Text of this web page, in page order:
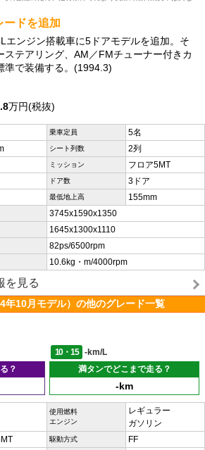
ードを追加
エンジン搭載車に5ドアモデルを追加。そ
ステアリング、AM／FMチューナー付きカ
準で装備する。(1994.3)
万円(税抜)
乗車定員 5名
シート列数 2列
ミッション フロア5MT
ドア数 3ドア
最低地上高 155mm
3745x1590x1350
1645x1300x1110
82ps/6500rpm
10.6kg・m/4000rpm
を見る
年10月モデル）の他のグレード一覧
10・15
-km/L
？
満タンでどこまで走る？
-km
使用燃料
エンジン
レギュラー
ガソリン
駆動方式 FF